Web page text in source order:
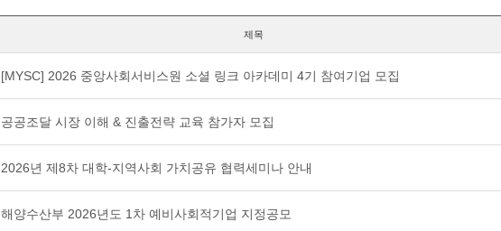
제목
[MYSC] 2026 중앙사회서비스원 소셜 링크 아카데미 4기 참여기업 모집
공공조달 시장 이해 & 진출전략 교육 참가자 모집
2026년 제8차 대학-지역사회 가치공유 협력세미나 안내
해양수산부 2026년도 1차 예비사회적기업 지정공모